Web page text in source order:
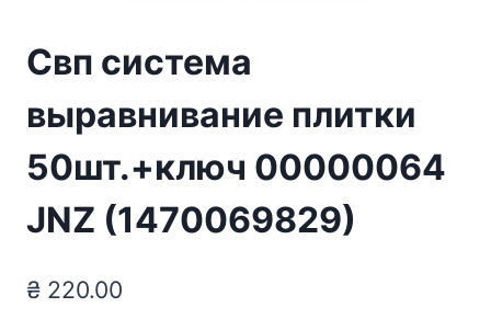
Свп система
выравнивание плитки
50шт.+ключ 00000064
JNZ (1470069829)
₴ 220.00